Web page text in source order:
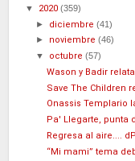
▼ 2020 (359)
► diciembre(41)
► noviembre(46)
▼ octubre(57)
Wason y Badir
Save The Children
Onassis Templario
Pa' Llegarte, punta
Regresa al aire....
“Mi mami” tema